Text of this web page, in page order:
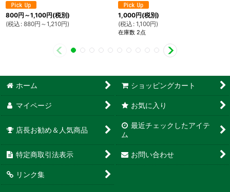
800円 ～1,100円(税別)
(税込 : 880円 ～1,210円)
1,000円(税別)
(税込 : 1,100円)
在庫数 2点
ホーム ショッピングカート
マイページ お気に入り
店長お勧め＆人気商品
最近チェックしたアイテ
ム
特定商取引法表示 お問い合わせ
リンク集